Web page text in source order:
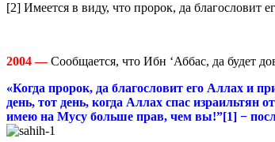
[2] Имеется в виду, что пророк, да благословит
2004 — Сообщается, что Ибн ‘Аббас, да будет
«Когда пророк, да благословит его Аллах и
день, тот день, когда Аллах спас израильтян
имею на Мусу больше прав, чем вы!”[1] −